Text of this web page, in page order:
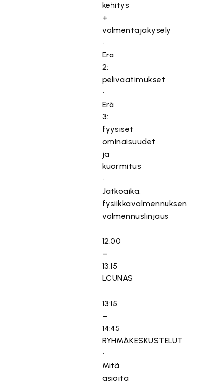
kehitys
+
valmentajakysely
•
Erä
2:
pelivaatimukset
•
Erä
3:
fyysiset
ominaisuudet
ja
kuormitus
•
Jatkoaika:
fysiikkavalmennuksen
valmennuslinjaus
12:00
–
13:15
LOUNAS
13:15
–
14:45
RYHMÄKESKUSTELUT
•
Mitä
asioita